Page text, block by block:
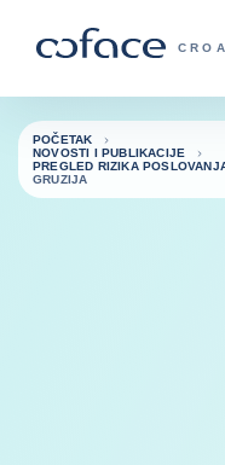
Povratak na početnu
POČETAK
NOVOSTI I PUBLIKACIJE
PREGLED RIZIKA
GRUZIJA